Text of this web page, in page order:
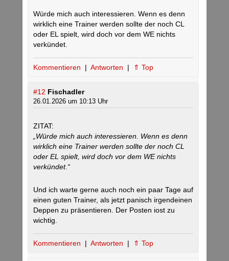
Würde mich auch interessieren. Wenn es denn
wirklich eine Trainer werden sollte der noch CL
oder EL spielt, wird doch vor dem WE nichts
verkündet.
Kommentieren | Antworten | ⇑ Top
#12 Fischadler
26.01.2026 um 10:13 Uhr
ZITAT:
„Würde mich auch interessieren. Wenn es denn
wirklich eine Trainer werden sollte der noch CL
oder EL spielt, wird doch vor dem WE nichts
verkündet.“
Und ich warte gerne auch noch ein paar Tage auf
einen guten Trainer, als jetzt panisch irgendeinen
Deppen zu präsentieren. Der Posten iost zu
wichtig.
Kommentieren | Antworten | ⇑ Top